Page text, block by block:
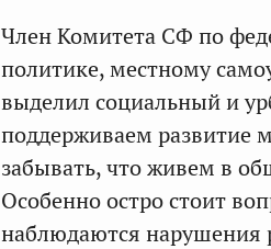
Член Комитета СФ по
политике, местному
выделил социальный и
поддерживаем развитие
забывать, что живем в
Особенно остро стоит
наблюдаются нарушения